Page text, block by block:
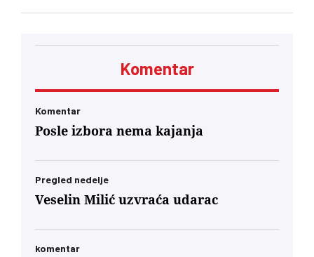
glasa. Nema sumnje da će režimski tabloidi
Komentar
Komentar
Posle izbora nema kajanja
Pregled nedelje
Veselin Milić uzvraća udarac
komentar